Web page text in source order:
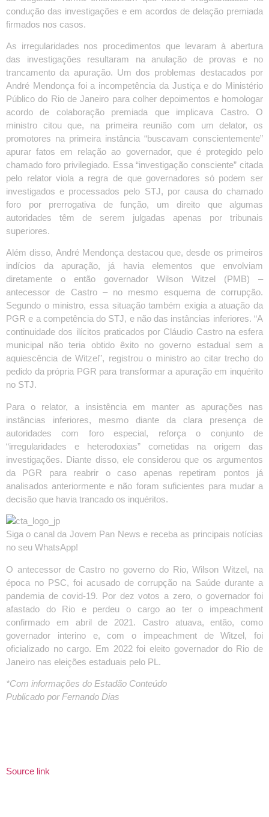
condução das investigações e em acordos de delação premiada
firmados nos casos.
As irregularidades nos procedimentos que levaram à abertura
das investigações resultaram na anulação de provas e no
trancamento da apuração. Um dos problemas destacados por
André Mendonça foi a incompetência da Justiça e do Ministério
Público do Rio de Janeiro para colher depoimentos e homologar
acordo de colaboração premiada que implicava Castro. O
ministro citou que, na primeira reunião com um delator, os
promotores na primeira instância “buscavam conscientemente”
apurar fatos em relação ao governador, que é protegido pelo
chamado foro privilegiado. Essa “investigação consciente” citada
pelo relator viola a regra de que governadores só podem ser
investigados e processados pelo STJ, por causa do chamado
foro por prerrogativa de função, um direito que algumas
autoridades têm de serem julgadas apenas por tribunais
superiores.
Além disso, André Mendonça destacou que, desde os primeiros
indícios da apuração, já havia elementos que envolviam
diretamente o então governador Wilson Witzel (PMB) –
antecessor de Castro – no mesmo esquema de corrupção.
Segundo o ministro, essa situação também exigia a atuação da
PGR e a competência do STJ, e não das instâncias inferiores. “A
continuidade dos ilícitos praticados por Cláudio Castro na esfera
municipal não teria obtido êxito no governo estadual sem a
aquiescência de Witzel”, registrou o ministro ao citar trecho do
pedido da própria PGR para transformar a apuração em inquérito
no STJ.
Para o relator, a insistência em manter as apurações nas
instâncias inferiores, mesmo diante da clara presença de
autoridades com foro especial, reforça o conjunto de
“irregularidades e heterodoxias” cometidas na origem das
investigações. Diante disso, ele considerou que os argumentos
da PGR para reabrir o caso apenas repetiram pontos já
analisados anteriormente e não foram suficientes para mudar a
decisão que havia trancado os inquéritos.
Siga o canal da Jovem Pan News e receba as principais notícias
no seu WhatsApp!
O antecessor de Castro no governo do Rio, Wilson Witzel, na
época no PSC, foi acusado de corrupção na Saúde durante a
pandemia de covid-19. Por dez votos a zero, o governador foi
afastado do Rio e perdeu o cargo ao ter o impeachment
confirmado em abril de 2021. Castro atuava, então, como
governador interino e, com o impeachment de Witzel, foi
oficializado no cargo. Em 2022 foi eleito governador do Rio de
Janeiro nas eleições estaduais pelo PL.
*Com informações do Estadão Conteúdo
Publicado por Fernando Dias
Source link